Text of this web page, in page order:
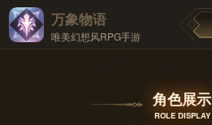
万象物语
唯美幻想风RPG手游
角色展示
ROLE DISPLAY